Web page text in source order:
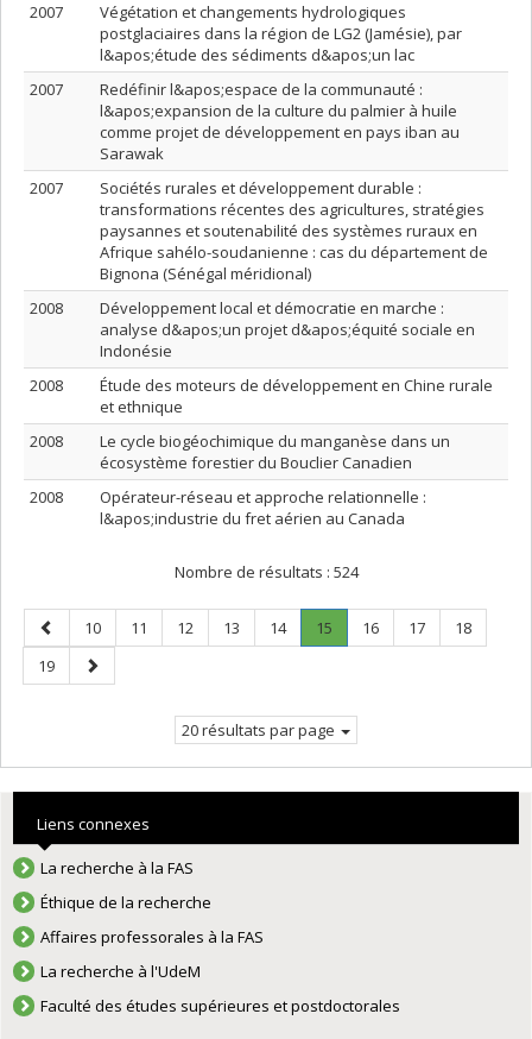
2007
Végétation et changements hydrologiques
postglaciaires dans la région de LG2 (Jamésie), par
l&apos;étude des sédiments d&apos;un lac
2007
Redéfinir l&apos;espace de la communauté :
l&apos;expansion de la culture du palmier à huile
comme projet de développement en pays iban au
Sarawak
2007
Sociétés rurales et développement durable :
transformations récentes des agricultures, stratégies
paysannes et soutenabilité des systèmes ruraux en
Afrique sahélo-soudanienne : cas du département de
Bignona (Sénégal méridional)
2008
Développement local et démocratie en marche :
analyse d&apos;un projet d&apos;équité sociale en
Indonésie
2008
Étude des moteurs de développement en Chine rurale
et ethnique
2008
Le cycle biogéochimique du manganèse dans un
écosystème forestier du Bouclier Canadien
2008
Opérateur-réseau et approche relationnelle :
l&apos;industrie du fret aérien au Canada
Nombre de résultats : 524
Page
précédente
Page
10 Page
11 Page
12 Page
13 Page
14 Page
15
Page
Page
16 Page
17 Page
18
Page
19
Page
suivante
20 résultats par page
Liens connexes
La recherche à la FAS
Éthique de la recherche
Affaires professorales à la FAS
La recherche à l'UdeM
Faculté des études supérieures et postdoctorales